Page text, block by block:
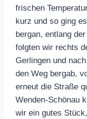
frischen
kurz und so ging
bergan, entlang
folgten wir rechts
Gerlingen und
den Weg bergab,
erneut die Straße
Wenden-Schönau
wir ein gutes